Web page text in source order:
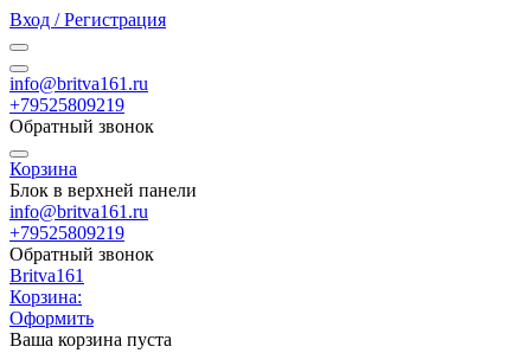
Вход / Регистрация
info@britva161.ru
+79525809219
Обратный звонок
Корзина
Блок в верхней панели
info@britva161.ru
+79525809219
Обратный звонок
Britva161
Корзина:
Оформить
Ваша корзина пуста